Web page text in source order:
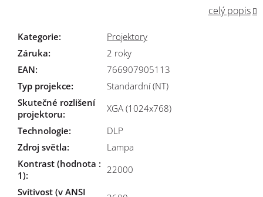
celý popis
Kategorie:
Projektory
Záruka:
2 roky
EAN:
766907905113
Typ projekce:
Standardní (NT)
Skutečné rozlišení
projektoru:
XGA (1024x768)
Technologie:
DLP
Zdroj světla:
Lampa
Kontrast (hodnota :
1):
22000
Svítivost (v ANSI